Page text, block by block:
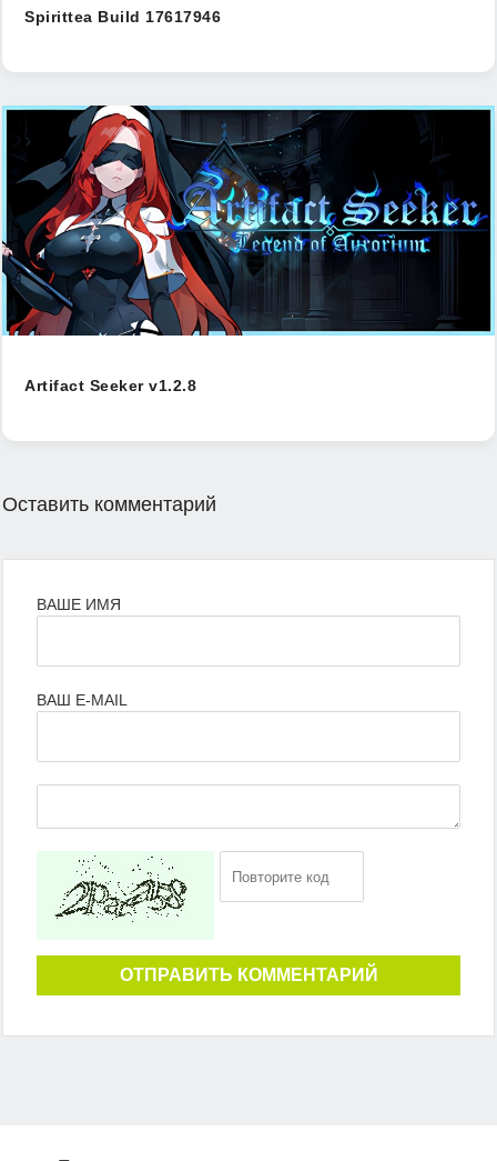
Spirittea Build 17617946
Artifact Seeker v1.2.8
Оставить комментарий
ВАШЕ ИМЯ
ВАШ E-MAIL
ОТПРАВИТЬ КОММЕНТАРИЙ